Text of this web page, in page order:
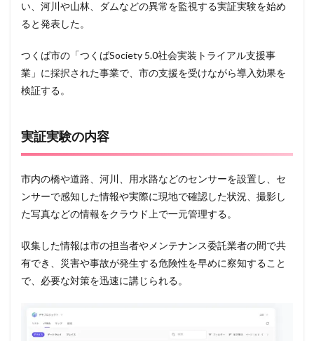
い、河川や山林、ダムなどの異常を監視する実証実験を始め
ると発表した。
つくば市の「つくばSociety 5.0社会実装トライアル支援事
業」に採択された事業で、市の支援を受けながら導入効果を
検証する。
実証実験の内容
市内の橋や道路、河川、用水路などのセンサーを設置し、セ
ンサーで感知した情報や実際に現地で確認した状況、撮影し
た写真などの情報をクラウド上で一元管理する。
収集した情報は市の担当者やメンテナンス委託業者の間で共
有でき、災害や事故が発生する危険性を早めに察知すること
で、必要な対策を迅速に講じられる。